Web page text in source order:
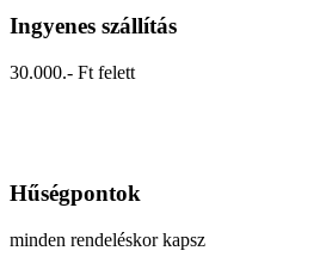
Ingyenes szállítás
30.000.- Ft felett
Hűségpontok
minden rendeléskor kapsz